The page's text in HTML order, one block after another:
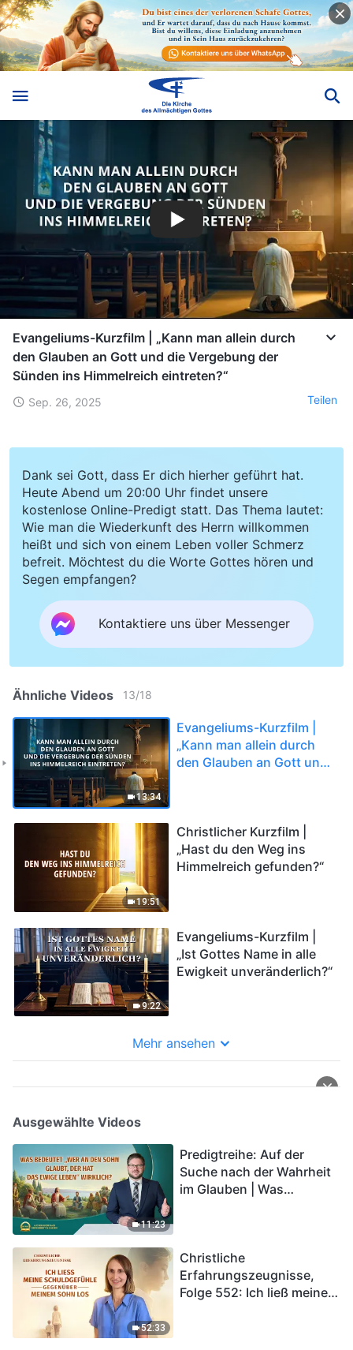
Evangeliums-Kurzfilm | „Kann man allein durch
den Glauben an Gott und die Vergebung der
Sünden ins Himmelreich eintreten?“
Sep. 26, 2025 Teilen
Dank sei Gott, dass Er dich hierher geführt hat.
Heute Abend um 20:00 Uhr findet unsere
kostenlose Online-Predigt statt. Das Thema lautet:
Wie man die Wiederkunft des Herrn willkommen
heißt und sich von einem Leben voller Schmerz
befreit. Möchtest du die Worte Gottes hören und
Segen empfangen?
Kontaktiere uns über Messenger
Ähnliche Videos 13/18
13:34
Evangeliums-Kurzfilm |
„Kann man allein durch
den Glauben an Gott und
19:51
Christlicher Kurzfilm |
„Hast du den Weg ins
Himmelreich gefunden?“
9:22
Evangeliums-Kurzfilm |
„Ist Gottes Name in alle
Ewigkeit unveränderlich?“
Mehr ansehen
Ausgewählte Videos
11:23
Predigtreihe: Auf der
Suche nach der Wahrheit
im Glauben | Was
52:33
Christliche
Erfahrungszeugnisse,
Folge 552: Ich ließ meine